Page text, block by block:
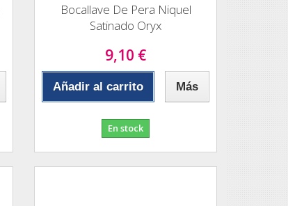
Bocallave De Pera Niquel
Satinado Oryx
9,10 €
Añadir al carrito Más
En stock